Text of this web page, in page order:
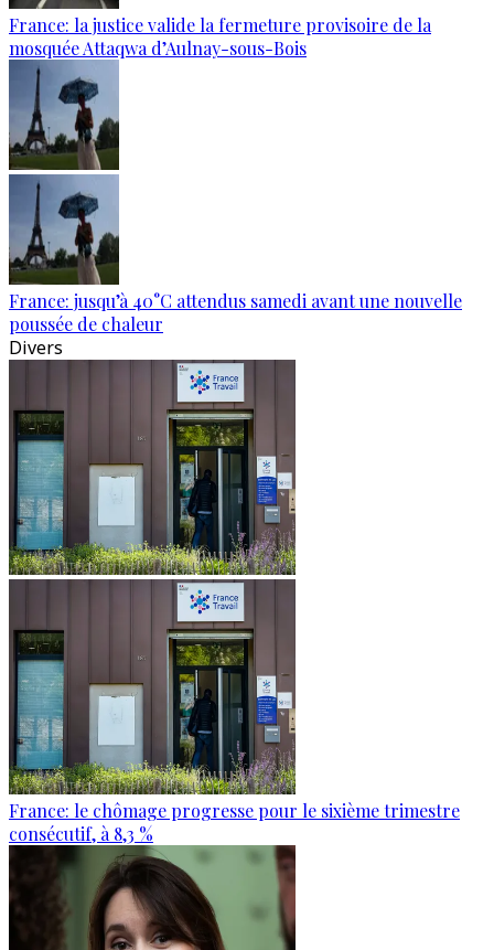
France: la justice valide la fermeture provisoire de la
mosquée Attaqwa d’Aulnay-sous-Bois
France: jusqu’à 40°C attendus samedi avant une nouvelle
poussée de chaleur
Divers
France: le chômage progresse pour le sixième trimestre
consécutif, à 8,3 %